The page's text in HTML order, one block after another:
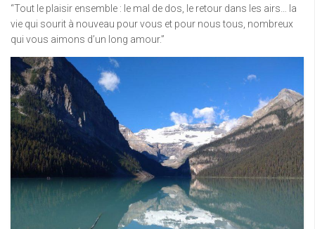
“Tout le plaisir ensemble : le mal de dos, le retour dans les airs… la
vie qui sourit à nouveau pour vous et pour nous tous, nombreux
qui vous aimons d’un long amour.”